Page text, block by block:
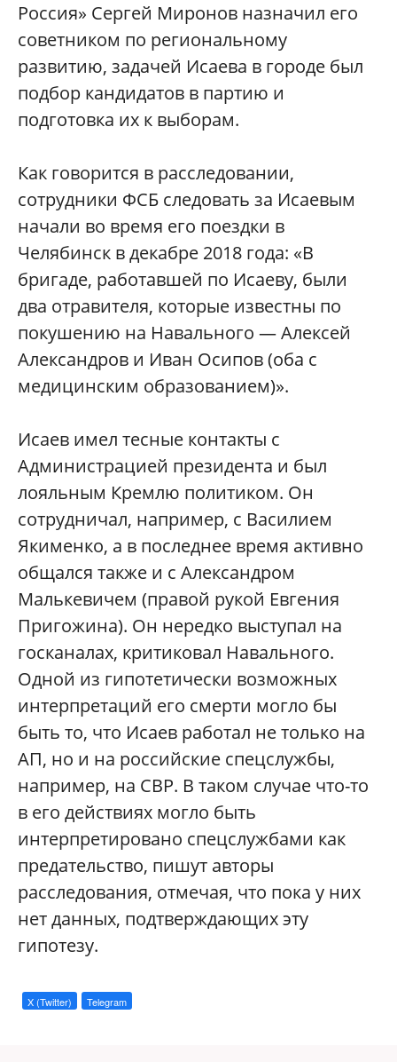
Россия» Сергей Миронов назначил его
советником по региональному
развитию, задачей Исаева в городе был
подбор кандидатов в партию и
подготовка их к выборам.
Как говорится в расследовании,
сотрудники ФСБ следовать за Исаевым
начали во время его поездки в
Челябинск в декабре 2018 года: «В
бригаде, работавшей по Исаеву, были
два отравителя, которые известны по
покушению на Навального — Алексей
Александров и Иван Осипов (оба с
медицинским образованием)».
Исаев имел тесные контакты с
Администрацией президента и был
лояльным Кремлю политиком. Он
сотрудничал, например, с Василием
Якименко, а в последнее время активно
общался также и с Александром
Малькевичем (правой рукой Евгения
Пригожина). Он нередко выступал на
госканалах, критиковал Навального.
Одной из гипотетически возможных
интерпретаций его смерти могло бы
быть то, что Исаев работал не только на
АП, но и на российские спецслужбы,
например, на СВР. В таком случае что-то
в его действиях могло быть
интерпретировано спецслужбами как
предательство, пишут авторы
расследования, отмечая, что пока у них
нет данных, подтверждающих эту
гипотезу.
X (Twitter) Telegram